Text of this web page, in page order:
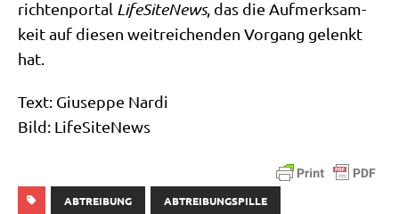
rich­ten­por­tal Life­Si­teNews, das die Auf­merk­sam­
keit auf die­sen weit­rei­chen­den Vor­gang gelenkt
hat.
Text: Giu­sep­pe Nar­di
Bild: Life­Si­teNews
ABTREIBUNG ABTREIBUNGSPILLE